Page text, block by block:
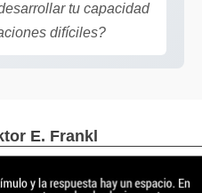
tu capacidad
difíciles?
E. Frankl